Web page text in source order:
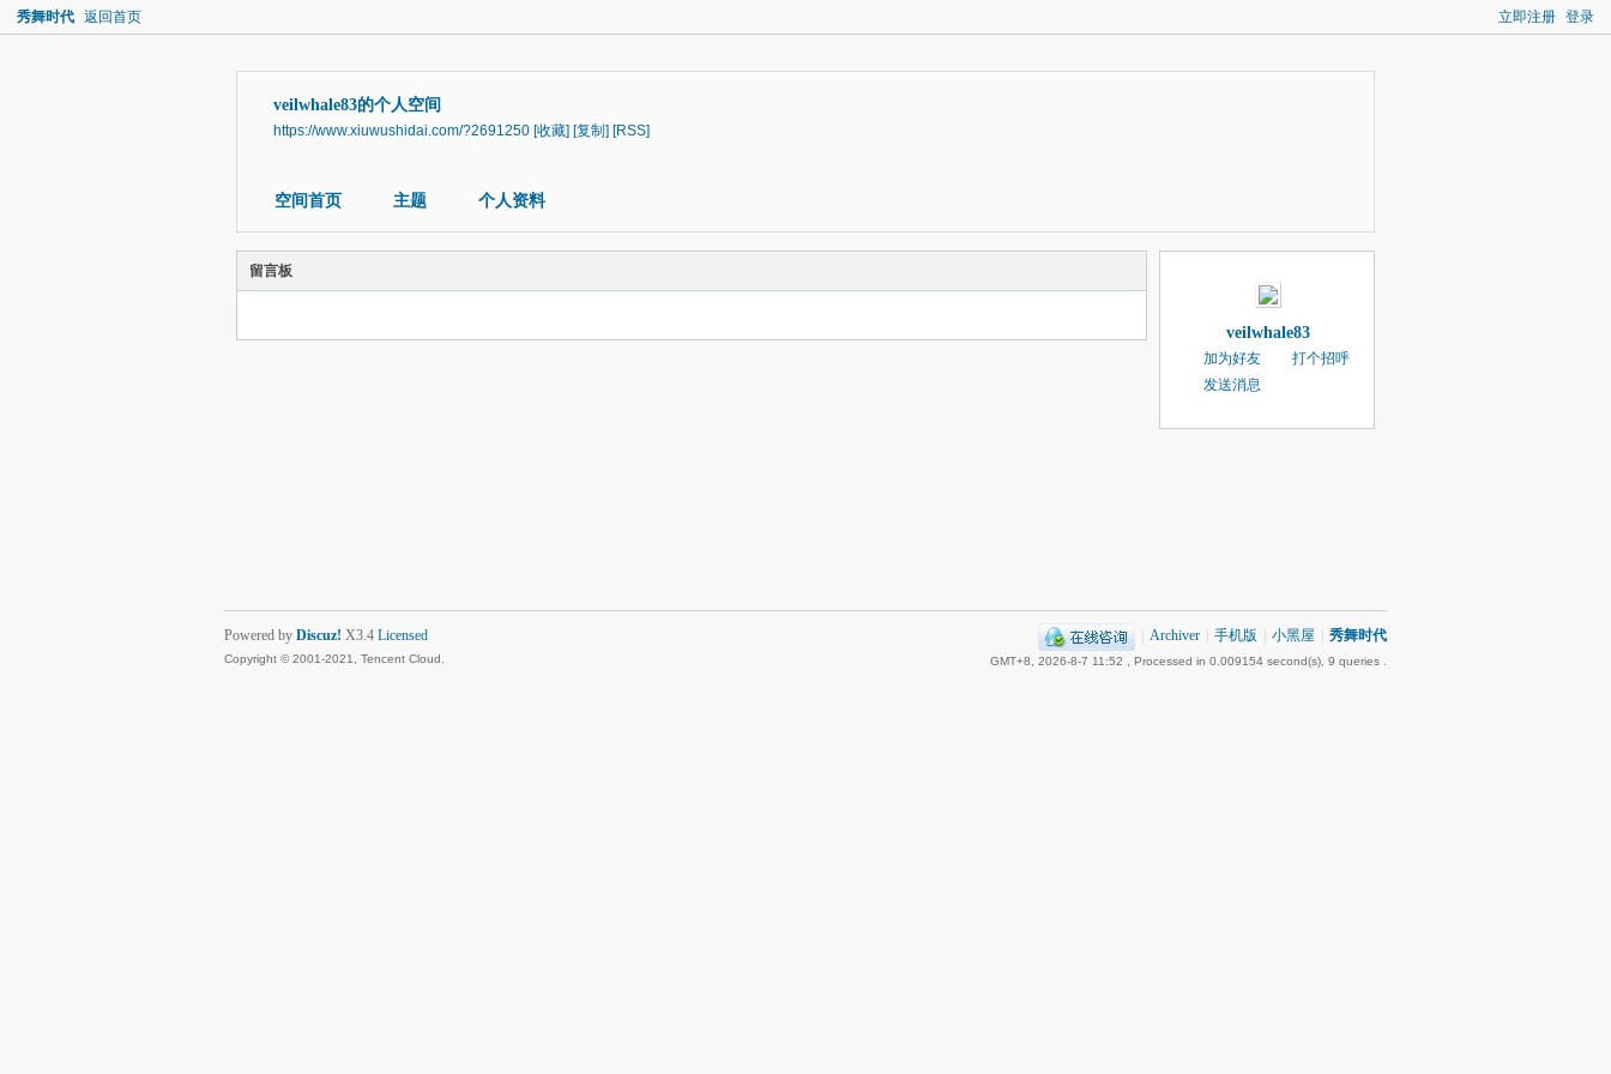
立即注册 登录
秀舞时代 返回首页
veilwhale83的个人空间
https://www.xiuwushidai.com/?2691250 [收藏] [复制] [RSS]
空间首页 主题 个人资料
留言板
veilwhale83
加为好友
打个招呼
发送消息
Archiver 手机版 小黑屋 秀舞时代
GMT+8, 2026-8-7 11:52 , Processed in 0.009154 second(s), 9 queries .
Powered by Discuz! X3.4 Licensed
Copyright © 2001-2021, Tencent Cloud.